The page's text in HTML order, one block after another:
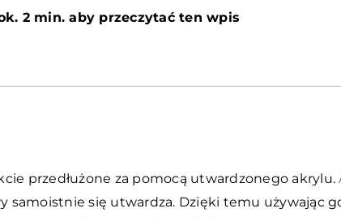
2 min. aby przeczytać ten wpis
przedłużone za pomocą utwardzonego akrylu.
samoistnie się utwardza. Dzięki temu używając